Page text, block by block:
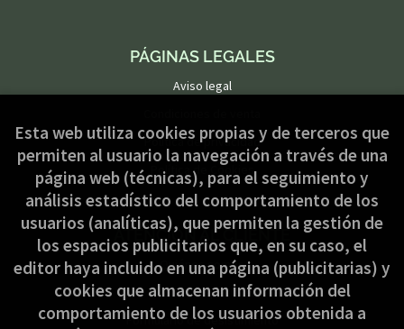
PÁGINAS LEGALES
Aviso legal
Política de privacidad
Política de Cookies
ATENCIÓN AL CLIENTE
Quiénes somos
Pedidos especiales
Formulario de desistimiento
Esta web utiliza cookies propias y de terceros que
permiten al usuario la navegación a través de una
página web (técnicas), para el seguimiento y
análisis estadístico del comportamiento de los
usuarios (analíticas), que permiten la gestión de
los espacios publicitarios que, en su caso, el
editor haya incluido en una página (publicitarias) y
cookies que almacenan información del
comportamiento de los usuarios obtenida a